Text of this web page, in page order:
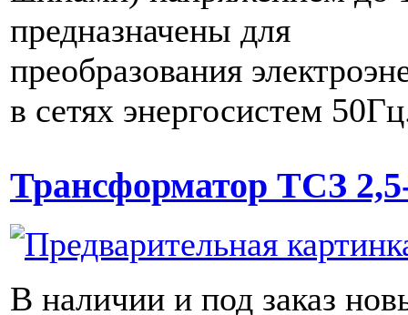
предназначены для
преобразования
в сетях энергосистем
Трансформатор ТСЗ
В наличии и под заказ